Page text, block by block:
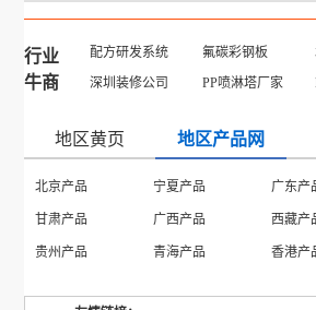
行业
牛商
配方研发系统 氟碳彩钢板
深圳装修公司
PP喷淋塔厂家
地区黄页 地区产品网
北京产品 宁夏产品 广东产
甘肃产品 广西产品 西藏产
贵州产品 青海产品 香港产